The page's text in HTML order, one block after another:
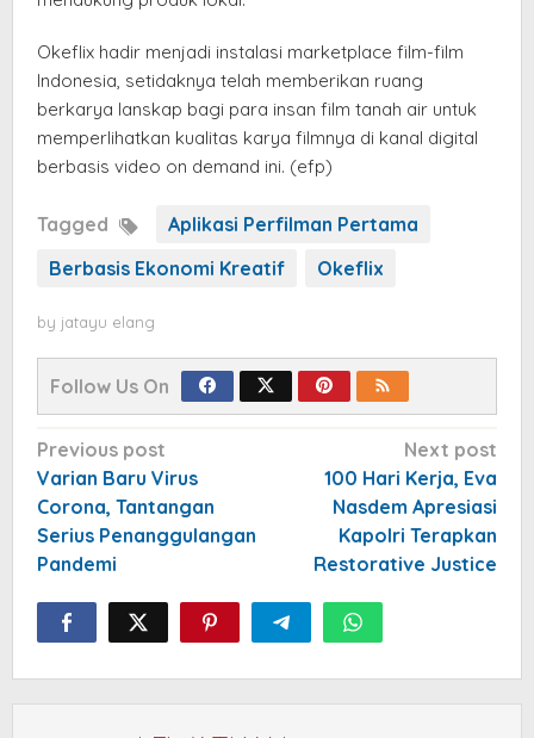
Okeflix hadir menjadi instalasi marketplace film-film
Indonesia, setidaknya telah memberikan ruang
berkarya lanskap bagi para insan film tanah air untuk
memperlihatkan kualitas karya filmnya di kanal digital
berbasis video on demand ini. (efp)
Tagged
Aplikasi Perfilman Pertama
Berbasis Ekonomi Kreatif
Okeflix
by jatayu elang
Follow Us On
Post
navigation
Previous post
Varian Baru Virus
Corona, Tantangan
Serius Penanggulangan
Pandemi
Next post
100 Hari Kerja, Eva
Nasdem Apresiasi
Kapolri Terapkan
Restorative Justice